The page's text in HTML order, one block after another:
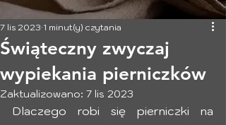
Świąteczny zwyczaj
wypiekania pierniczków
7 lis 2023 1 minut(y) czytania
Zaktualizowano: 7 lis 2023
Dlaczego robi się pierniczki na